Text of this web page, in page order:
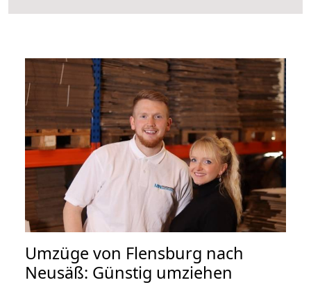
Umzüge von Flensburg nach
Neusäß: Günstig umziehen